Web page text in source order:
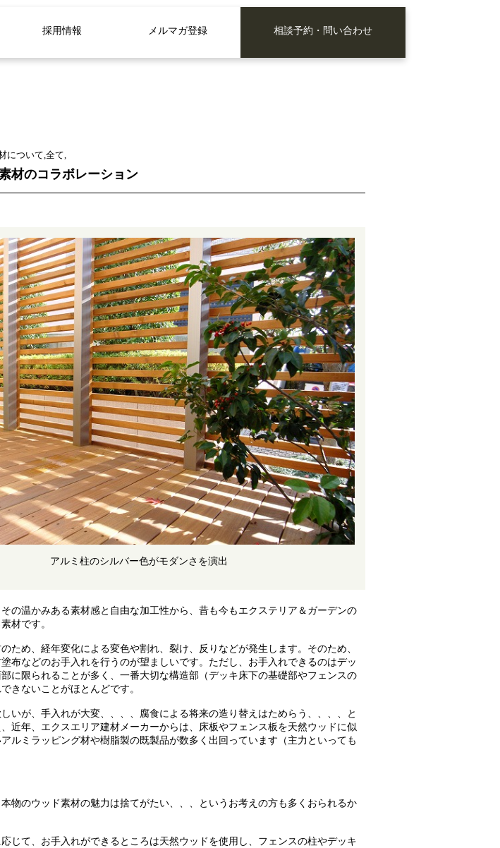
採用情報 メルマガ登録 相談予約・問い合わせ
について,全て,
材のコラボレーション
アルミ柱のシルバー色がモダンさを演出
の温かみある素材感と自由な加工性から、昔も今もエクステリア＆ガーデンの
材です。
ため、経年変化による変色や割れ、裂け、反りなどが発生します。そのため、
布などのお手入れを行うのが望ましいです。ただし、お手入れできるのはデッ
に限られることが多く、一番大切な構造部（デッキ床下の基礎部やフェンスの
きないことがほとんどです。
いが、手入れが大変、、、、腐食による将来の造り替えはためらう、、、、と
近年、エクスエリア建材メーカーからは、床板やフェンス板を天然ウッドに似
ルミラッピング材や樹脂製の既製品が数多く出回っています（主力といっても
物のウッド素材の魅力は捨てがたい、、、というお考えの方も多くおられるか
じて、お手入れができるところは天然ウッドを使用し、フェンスの柱やデッキ